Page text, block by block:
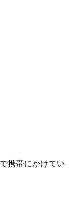
携帯にかけてい